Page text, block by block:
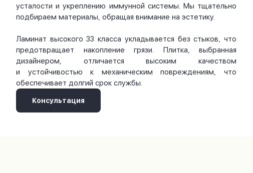
усталости и укреплению иммунной системы. Мы тщательно
подбираем материалы, обращая внимание на эстетику.
Ламинат высокого 33 класса укладывается без стыков, что
предотвращает накопление грязи. Плитка, выбранная
дизайнером, отличается высоким качеством
и устойчивостью к механическим повреждениям, что
обеспечивает долгий срок службы.
Консультация